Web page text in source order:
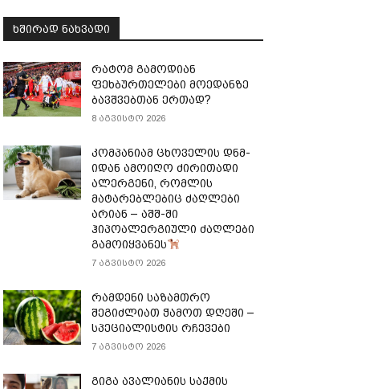
ᲮᲨᲘᲠᲐᲓ ᲜᲐᲮᲕᲐᲓᲘ
რატომ გამოდიან
ფეხბურთელები მოედანზე
ბავშვებთან ერთად?
8 აგვისტო 2026
კომპანიამ ცხოველის დნმ-
იდან ამოიღო ძირითადი
ალერგენი, რომლის
მატარებლებიც ძაღლები
არიან – აშშ-ში
ჰიპოალერგიული ძაღლები
გამოიყვანეს
7 აგვისტო 2026
რამდენი საზამთრო
შეგიძლიათ ჭამოთ დღეში –
სპეციალისტის რჩევები
7 აგვისტო 2026
გიგა ავალიანის საქმის